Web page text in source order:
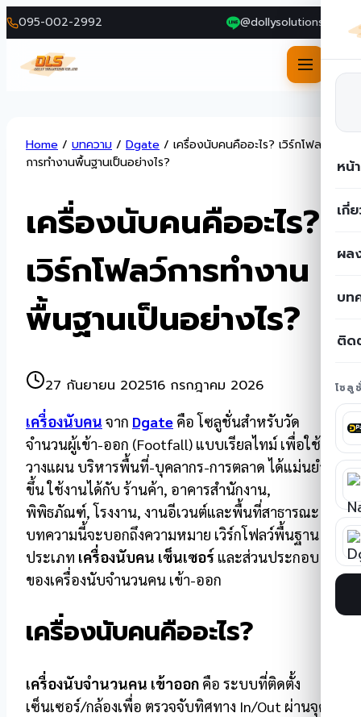
095-002-2992 @dollysolutions
หน้
เกี่
ผล
บท
ติด
โซลู
content
Home / บทความ / Dgate / เครื่องนับคนคืออะไร? เวิร์กโฟลว์
การทำงานพื้นฐานเป็นอย่างไร?
เครื่องนับคนคืออะไร?
เวิร์กโฟลว์การทำงาน
พื้นฐานเป็นอย่างไร?
27 กันยายน 202516 กรกฎาคม 2026
เครื่องนับคน จาก Dgate คือ โซลูชั่นสำหรับวัด
จำนวนผู้เข้า-ออก (Footfall) แบบเรียลไทม์ เพื่อใช้
วางแผน บริหารพื้นที่-บุคลากร-การตลาด ได้แม่นยำ
ขึ้น ใช้งานได้กับ ร้านค้า, อาคารสำนักงาน,
พิพิธภัณฑ์, โรงงาน, งานอีเวนต์และพื้นที่สาธารณะ
บทความนี้จะบอกถึงความหมาย เวิร์กโฟลว์พื้นฐาน
ประเภท เครื่องนับคน เซ็นเซอร์ และส่วนประกอบ
ของเครื่องนับจำนวนคน เข้า-ออก
เครื่องนับคนคืออะไร?
เครื่องนับจำนวนคน เข้าออก คือ ระบบที่ติดตั้ง
เซ็นเซอร์/กล้องเพื่อ ตรวจจับทิศทาง In/Out ผ่านจุด